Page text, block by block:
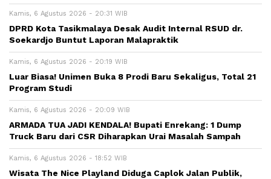
Kamis, 6 Agustus 2026 - 20:31 WIB
DPRD Kota Tasikmalaya Desak Audit Internal RSUD dr.
Soekardjo Buntut Laporan Malapraktik
Kamis, 6 Agustus 2026 - 20:19 WIB
Luar Biasa! Unimen Buka 8 Prodi Baru Sekaligus, Total 21
Program Studi
Kamis, 6 Agustus 2026 - 20:09 WIB
ARMADA TUA JADI KENDALA! Bupati Enrekang: 1 Dump
Truck Baru dari CSR Diharapkan Urai Masalah Sampah
Kamis, 6 Agustus 2026 - 18:52 WIB
Wisata The Nice Playland Diduga Caplok Jalan Publik,